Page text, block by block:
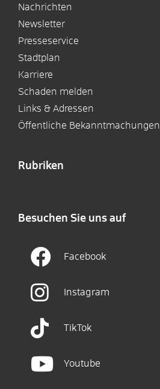
Nachrichten
Newsletter
Presseservice
Stadtplan
Karriere
Schaden melden
Links & Adressen
Öffentliche Bekanntmachungen
Rubriken
Besuchen Sie uns auf
Facebook
Instagram
TikTok
Youtube